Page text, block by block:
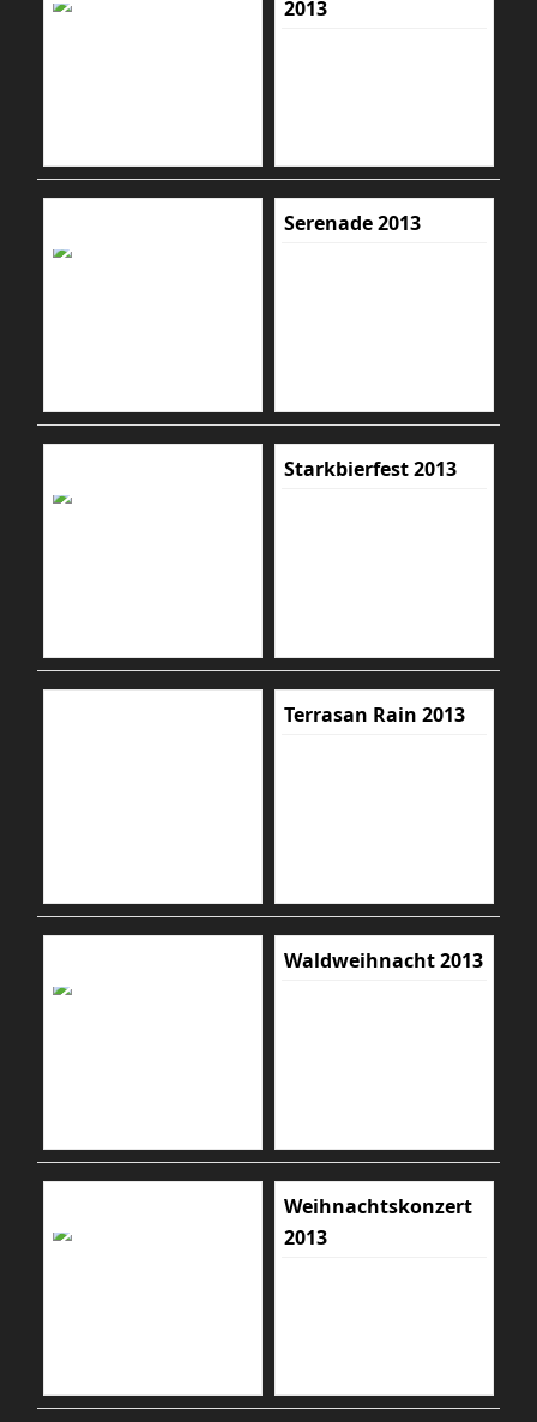
2013
Serenade 2013
Starkbierfest 2013
Terrasan Rain 2013
Waldweihnacht 2013
Weihnachtskonzert
2013